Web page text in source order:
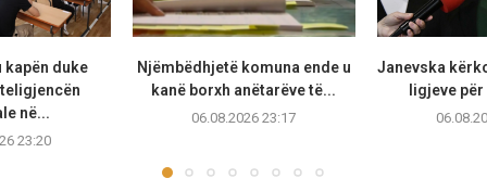
kapën duke
në...
23:20
Njëmbëdhjetë komuna ende u
kanë borxh anëtarëve të...
06.08.2026 23:17
Janevska
ligjeve